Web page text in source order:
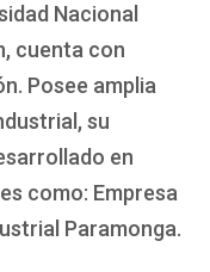
Nacional
cuenta con
Posee amplia
su
en
como: Empresa
Paramonga.